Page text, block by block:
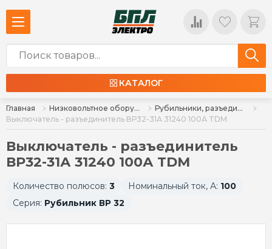
КАТАЛОГ
Главная Низковольтное оборудование
Рубильники, разъединители, расцепители
Выключатель - разъединитель ВР32-31А 31240 100А TDM
Выключатель - разъединитель
ВР32-31А 31240 100А TDM
Количество полюсов: 3 Номинальный ток, А: 100
Серия: Рубильник ВР 32